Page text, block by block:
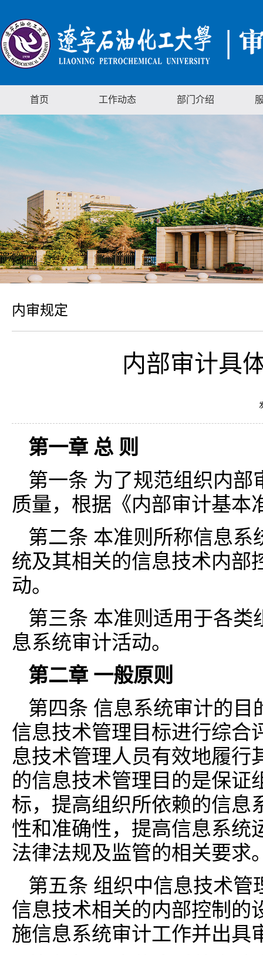
首页 工作动态 部门介绍
内审规定
内部审计具
第一章 总 则
第一条 为了规范组织内
质量，根据《内部审计基本
第二条 本准则所称信息
统及其相关的信息技术内部
动。
第三条 本准则适用于各
息系统审计活动。
第二章 一般原则
第四条 信息系统审计的
信息技术管理目标进行综合
息技术管理人员有效地履行
的信息技术管理目的是保证
标，提高组织所依赖的信息
性和准确性，提高信息系统
法律法规及监管的相关要求
第五条 组织中信息技术
信息技术相关的内部控制的
施信息系统审计工作并出具